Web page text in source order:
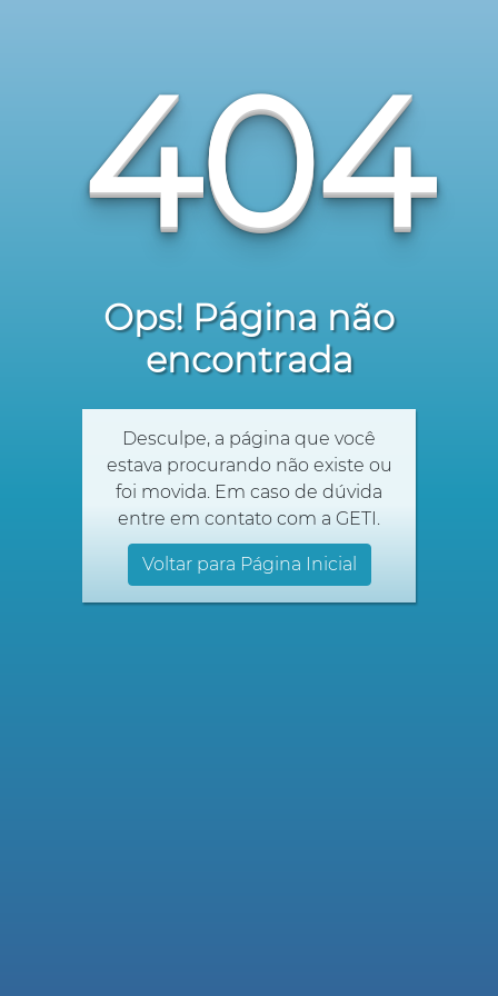
404
Ops! Página não
encontrada
Desculpe, a página que você
estava procurando não existe ou
foi movida. Em caso de dúvida
entre em contato com a GETI.
Voltar para Página Inicial